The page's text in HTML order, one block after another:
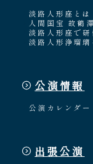
淡路人形座とは
人間国宝 故鶴
淡路人形座で研
淡路人形浄瑠
公演情報
公演カレンダー
出張公演